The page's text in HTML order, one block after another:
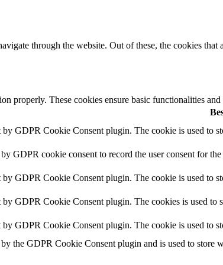
through the website. Out of these, the cookies that
properly. These cookies ensure basic functionalities
by GDPR Cookie Consent plugin. The cookie is used to
GDPR cookie consent to record the user consent for
by GDPR Cookie Consent plugin. The cookie is used to
GDPR Cookie Consent plugin. The cookies is used to
by GDPR Cookie Consent plugin. The cookie is used to
the GDPR Cookie Consent plugin and is used to store